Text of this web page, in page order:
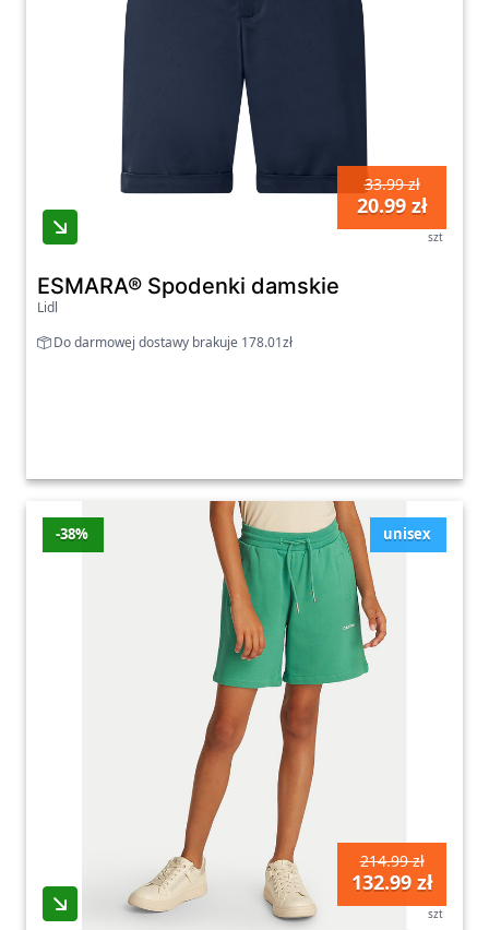
33.99 zł
20.99 zł
szt
ESMARA® Spodenki damskie
Lidl
Do darmowej dostawy brakuje 178.01zł
unisex
-38%
214.99 zł
132.99 zł
szt